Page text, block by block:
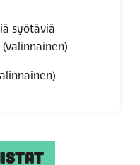
syötäviä